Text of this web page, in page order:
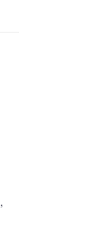
,